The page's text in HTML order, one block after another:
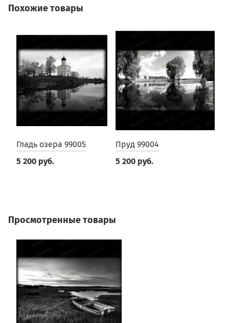
Похожие товары
Гладь озера 99005
5 200 руб.
Пруд 99004
5 200 руб.
Просмотренные товары